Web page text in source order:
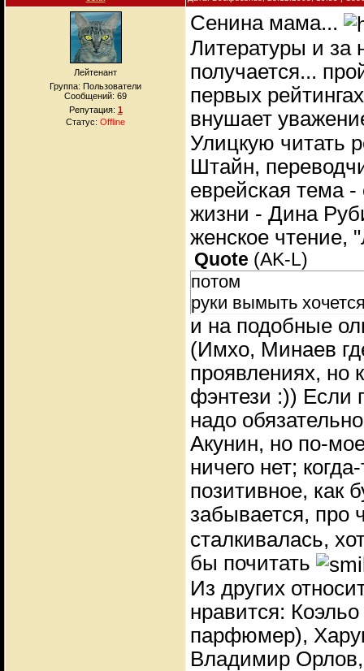
Лейтенант
Группа: Пользователи
Сообщений: 69
Репутация: 1
Статус: Offline
Сенина мама...
Литературы и за
получается...
первых
внушает
Улицкую читать
Штайн,
еврейская тема
жизни - Дина
женское чтение,
Quote (AK-L)
потом
руки вымыть
и на подобные
(Имхо, Минаев
проявлениях, но
фэнтези :)) Если
надо
Акунин, но по-
ничего нет;
позитивное, как
забывается, про
сталкивалась,
бы почитать
Из других
нравится:
парфюмер),
Владимир